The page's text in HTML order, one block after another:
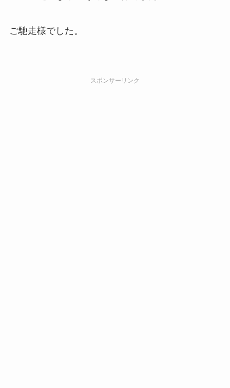
ご馳走様でした。
スポンサーリンク